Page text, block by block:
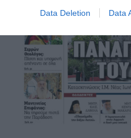
Data Deletion Data